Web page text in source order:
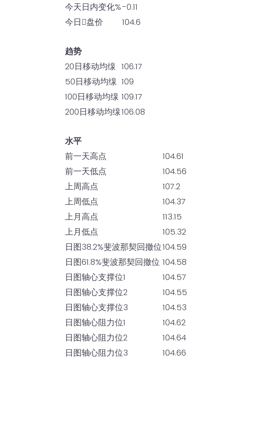
今天日内变化%-0.11
今日𫔭盘价
104.6
趋势
20日移动均缐 106.17
50日移动均缐 109
100日移动均缐 109.17
200日移动均缐106.08
水平
前一天高点
104.61
前一天低点
104.56
上周高点
107.2
上周低点
104.37
上月高点
113.15
上月低点
105.32
日图38.2%斐波那契回撤位104.59
日图61.8%斐波那契回撤位 104.58
日图轴心支撑位1
104.57
日图轴心支撑位2
104.55
日图轴心支撑位3
104.53
日图轴心阻力位1
104.62
日图轴心阻力位2
104.64
日图轴心阻力位3
104.66